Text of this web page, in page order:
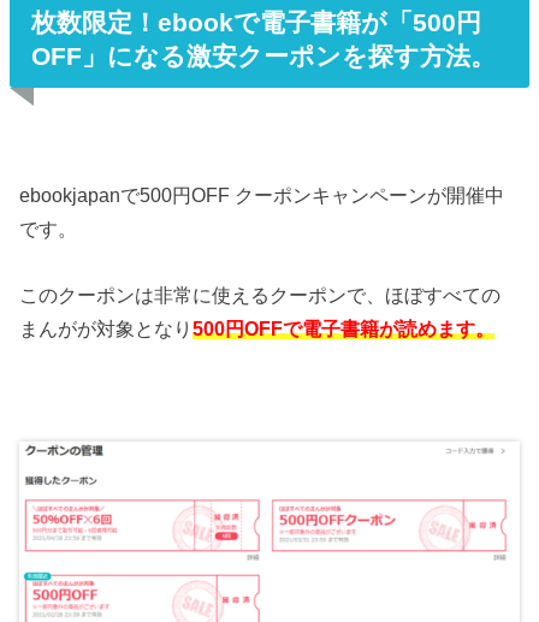
枚数限定！ebookで電子書籍が「500円
OFF」になる激安クーポンを探す方法。
ebookjapanで500円OFF クーポンキャンペーンが開催中
です。
このクーポンは非常に使えるクーポンで、ほぼすべての
まんがが対象となり500円OFFで電子書籍が読めます。